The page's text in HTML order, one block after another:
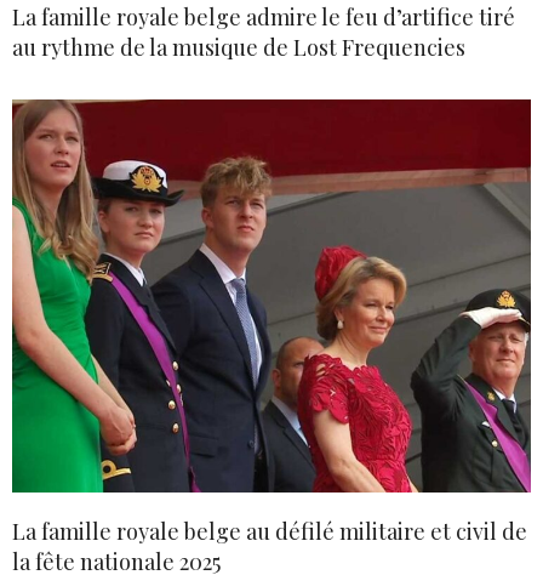
La famille royale belge admire le feu d’artifice tiré
au rythme de la musique de Lost Frequencies
La famille royale belge au défilé militaire et civil de
la fête nationale 2025